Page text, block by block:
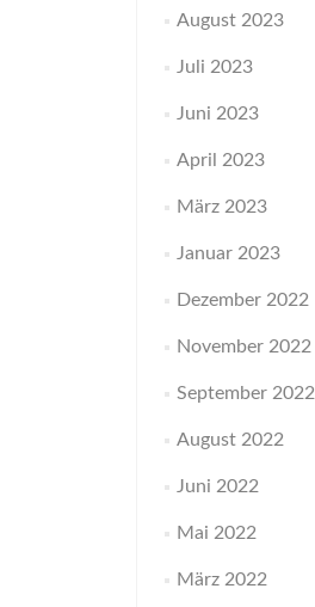
August 2023
Juli 2023
Juni 2023
April 2023
März 2023
Januar 2023
Dezember 2022
November 2022
September 2022
August 2022
Juni 2022
Mai 2022
März 2022